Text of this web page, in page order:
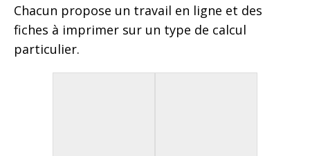
Chacun propose un travail en ligne et des
fiches à imprimer sur un type de calcul
particulier.